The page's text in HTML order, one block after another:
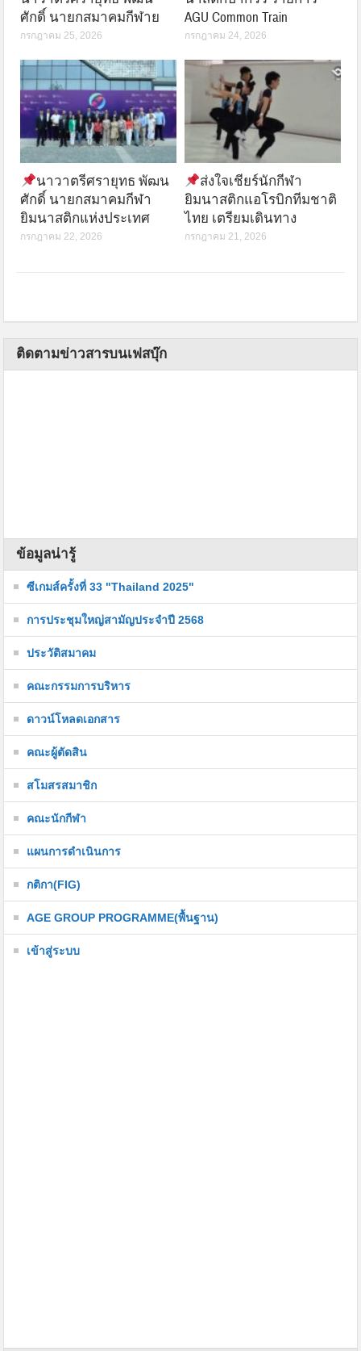
ศักดิ์ นายกสมาคมกีฬาย
กรกฎาคม 25, 2026
AGU Common Train
กรกฎาคม 24, 2026
นาวาตรีศรายุทธ พัฒน
ศักดิ์ นายกสมาคมกีฬา
ยิมนาสติกแห่งประเทศ
กรกฎาคม 22, 2026
ส่งใจเชียร์นักกีฬา
ยิมนาสติกแอโรบิกทีมชาติ
ไทย เตรียมเดินทาง
กรกฎาคม 21, 2026
ติดตามข่าวสารบนเฟสบุ๊ก
ข้อมูลน่ารู้
ซีเกมส์ครั้งที่ 33 "Thailand 2025"
การประชุมใหญ่สามัญประจำปี 2568
ประวัติสมาคม
คณะกรรมการบริหาร
ดาวน์โหลดเอกสาร
คณะผู้ตัดสิน
สโมสรสมาชิก
คณะนักกีฬา
แผนการดำเนินการ
กติกา(FIG)
AGE GROUP PROGRAMME(พื้นฐาน)
เข้าสู่ระบบ